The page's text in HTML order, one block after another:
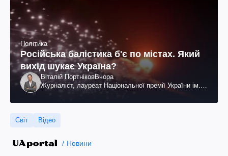
Політика
Російська балістика б'є по містах. Який
вихід шукає Україна?
Віталій ПортніковВчора
Журналіст, лауреат Національної премії України ім.
Світ Відео
Новини